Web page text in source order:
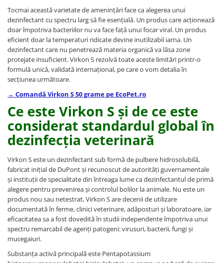
Tocmai această varietate de amenințări face ca alegerea unui
dezinfectant cu spectru larg să fie esențială. Un produs care acționează
doar împotriva bacteriilor nu va face față unui focar viral. Un produs
eficient doar la temperaturi ridicate devine inutilizabil iarna. Un
dezinfectant care nu penetrează materia organică va lăsa zone
protejate insuficient. Virkon S rezolvă toate aceste limitări printr-o
formulă unică, validată internațional, pe care o vom detalia în
secțiunea următoare.
→ Comandă Virkon S 50 grame pe EcoPet.ro
Ce este Virkon S și de ce este
considerat standardul global în
dezinfecția veterinară
Virkon S este un dezinfectant sub formă de pulbere hidrosolubilă,
fabricat inițial de DuPont și recunoscut de autorități guvernamentale
și instituții de specialitate din întreaga lume ca dezinfectantul de primă
alegere pentru prevenirea și controlul bolilor la animale. Nu este un
produs nou sau netestrat, Virkon S are decenii de utilizare
documentată în ferme, clinici veterinare, adăposturi și laboratoare, iar
eficacitatea sa a fost dovedită în studii independente împotriva unui
spectru remarcabil de agenți patogeni: virusuri, bacterii, fungi și
mucegaiuri.
Substanța activă principală este Pentapotassium